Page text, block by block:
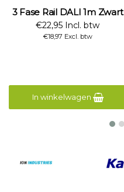
3 Fase Rail DALI 1m Zwart
€22,95 Incl. btw
€18,97 Excl. btw
In winkelwagen